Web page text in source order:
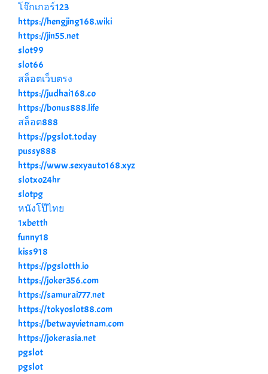
โจ๊กเกอร์123
https://hengjing168.wiki
https://jin55.net
slot99
slot66
สล็อตเว็บตรง
https://judhai168.co
https://bonus888.life
สล็อต888
https://pgslot.today
pussy888
https://www.sexyauto168.xyz
slotxo24hr
slotpg
หนังโป๊ไทย
1xbetth
funny18
kiss918
https://pgslotth.io
https://joker356.com
https://samurai777.net
https://tokyoslot88.com
https://betwayvietnam.com
https://jokerasia.net
pgslot
pgslot